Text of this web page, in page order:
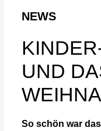
NEWS
UND
So schön war